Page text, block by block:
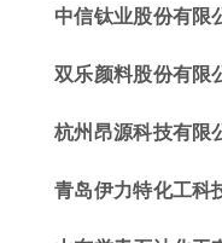
中信钛业股份有限
双乐颜料股份有限
杭州昂源科技有限
青岛伊力特化工科